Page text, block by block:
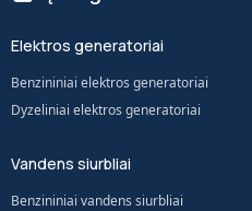
Elektros generatoriai
Benzininiai elektros generatoriai
Dyzeliniai elektros generatoriai
Vandens siurbliai
Benzininiai vandens siurbliai